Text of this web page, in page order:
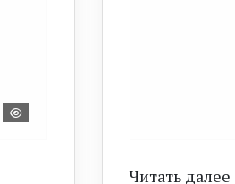
Читать далее